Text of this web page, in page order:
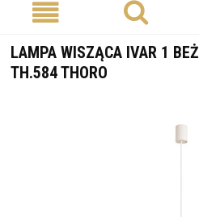
LAMPA WISZĄCA IVAR 1
TH.584 THORO